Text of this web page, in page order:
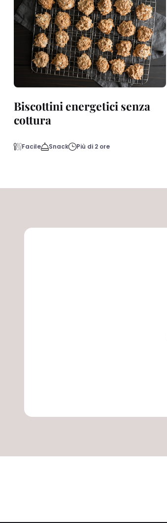
Biscottini energetici senza
cottura
Facile Snack Più di 2 ore